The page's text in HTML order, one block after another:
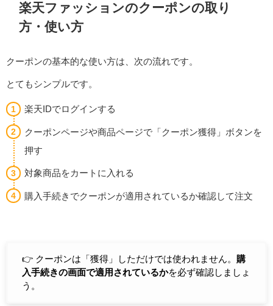
楽天ファッションのクーポンの取り
方・使い方
クーポンの基本的な使い方は、次の流れです。
とてもシンプルです。
楽天IDでログインする
クーポンページや商品ページで「クーポン獲得」ボタンを
押す
対象商品をカートに入れる
購入手続きでクーポンが適用されているか確認して注文
👉️ クーポンは「獲得」しただけでは使われません。
購
入手続きの画面で適用されているかを必ず確認しましょ
う。